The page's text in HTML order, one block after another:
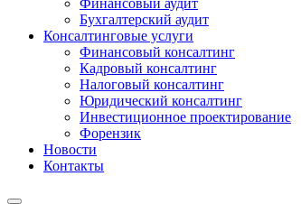
Финансовый аудит
Бухгалтерский аудит
Консалтинговые услуги
Финансовый консалтинг
Кадровый консалтинг
Налоговый консалтинг
Юридический консалтинг
Инвестиционное проектирование
Форензик
Новости
Контакты